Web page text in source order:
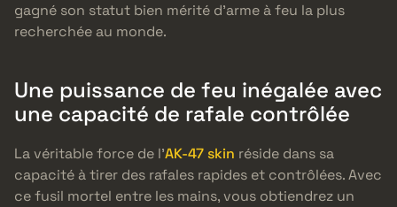
gagné son statut bien mérité d’arme à feu la plus
recherchée au monde.
Une puissance de feu inégalée avec
une capacité de rafale contrôlée
La véritable force de l’AK-47 skin réside dans sa
capacité à tirer des rafales rapides et contrôlées. Avec
ce fusil mortel entre les mains, vous obtiendrez un